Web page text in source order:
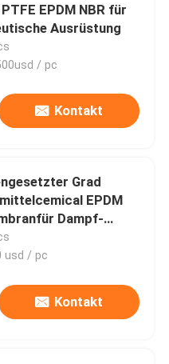
EPDM NBR für
Ausrüstung
/ pc
Kontakt
Grad
EPDM
Dampf-
usd / pc
Kontakt